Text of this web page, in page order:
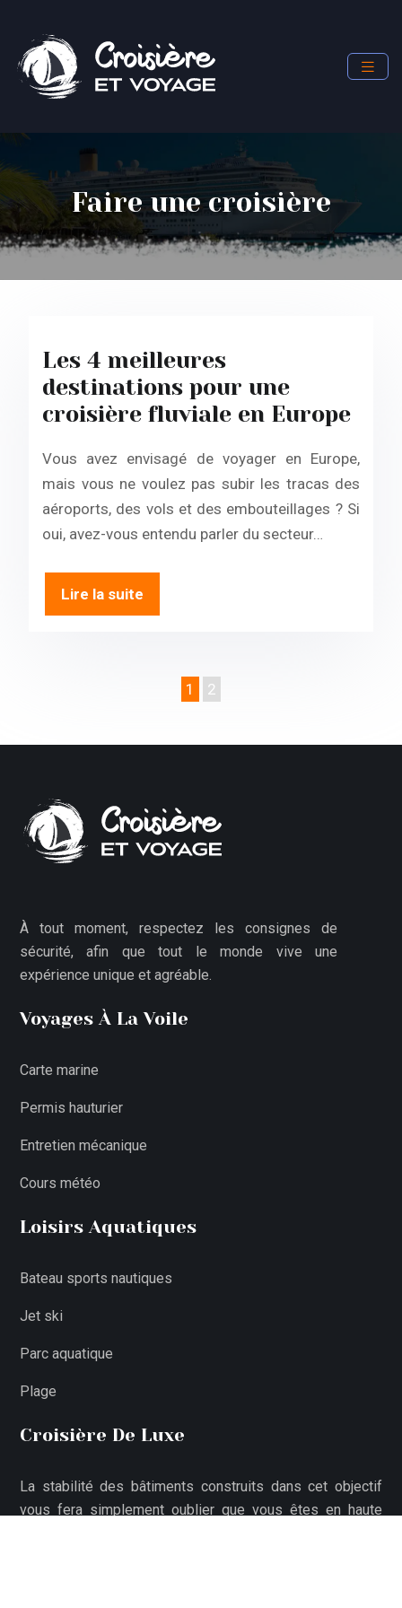
Faire une croisière
Les 4 meilleures
destinations pour une
croisière fluviale en Europe
Vous avez envisagé de voyager en Europe,
mais vous ne voulez pas subir les tracas des
aéroports, des vols et des embouteillages ? Si
oui, avez-vous entendu parler du secteur…
Lire la suite
1 2
À tout moment, respectez les consignes de
sécurité, afin que tout le monde vive une
expérience unique et agréable.
Voyages À La Voile
Carte marine
Permis hauturier
Entretien mécanique
Cours météo
Loisirs Aquatiques
Bateau sports nautiques
Jet ski
Parc aquatique
Plage
Croisière De Luxe
La stabilité des bâtiments construits dans cet objectif
vous fera simplement oublier que vous êtes en haute